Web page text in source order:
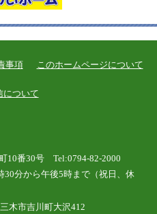
事項 このホームページについて
について
10番30号 Tel:0794-82-2000
30分から午後5時まで（祝日、休
木市吉川町大沢412